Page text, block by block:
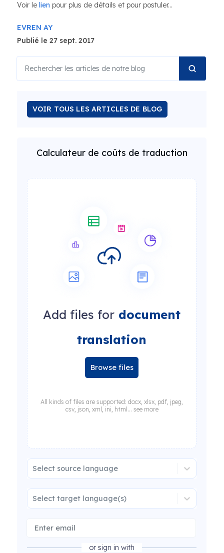
Voir le lien pour plus de détails et pour postuler...
EVREN AY
Publié le 27 sept. 2017
VOIR TOUS LES ARTICLES DE BLOG
Calculateur de coûts de traduction
Add files for document
translation
Browse files
All kinds of files are supported: docx, xlsx, pdf, jpeg,
csv, json, xml, ini, html... see more
Select source language
Select target language(s)
or sign in with